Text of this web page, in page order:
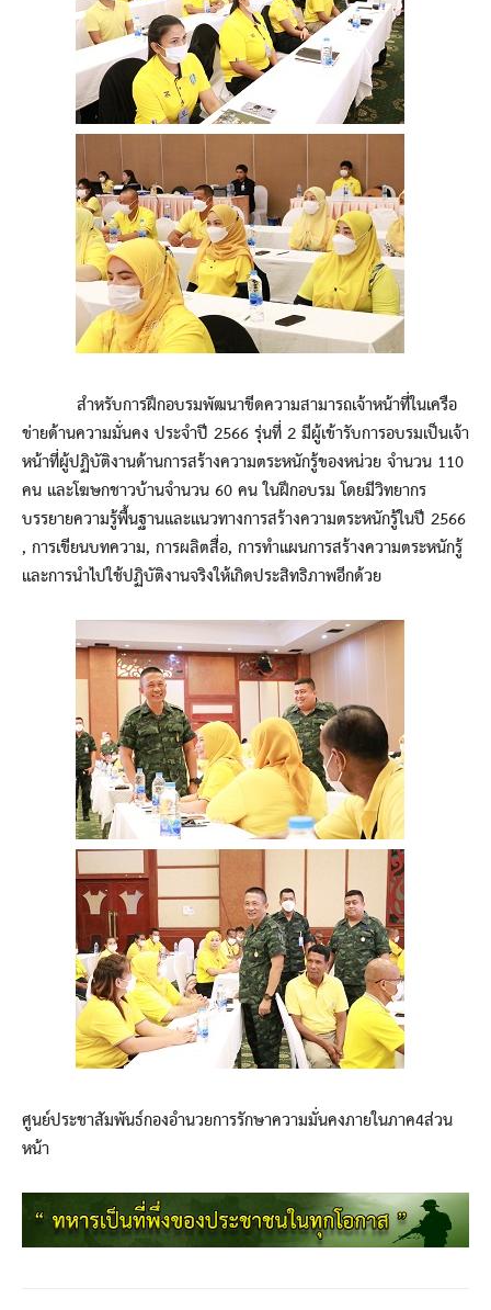
สำหรับการฝึกอบรมพัฒนาขีดความสามารถเจ้าหน้าที่ในเครือ
ข่ายด้านความมั่นคง ประจำปี 2566 รุ่นที่ 2 มีผู้เข้ารับการอบรมเป็นเจ้า
หน้าที่ผู้ปฏิบัติงานด้านการสร้างความตระหนักรู้ของหน่วย จำนวน 110
คน และโฆษกชาวบ้านจำนวน 60 คน ในฝึกอบรม โดยมีวิทยากร
บรรยายความรู้พื้นฐานและแนวทางการสร้างความตระหนักรู้ในปี 2566
, การเขียนบทความ, การผลิตสื่อ, การทำแผนการสร้างความตระหนักรู้
และการนำไปใช้ปฏิบัติงานจริงให้เกิดประสิทธิภาพอีกด้วย
ศูนย์ประชาสัมพันธ์กองอำนวยการรักษาความมั่นคงภายในภาค4ส่วน
หน้า